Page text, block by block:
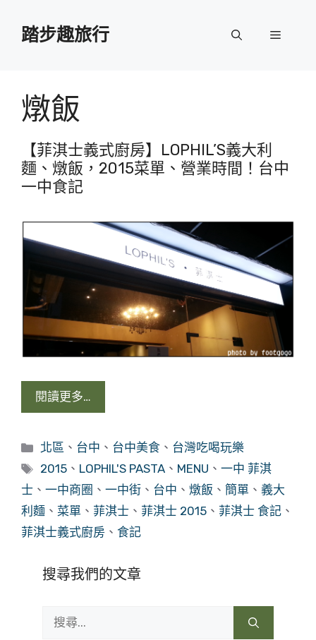
踏步趣旅行 選
燉飯
【菲淇士義式廚房】LOPHIL’S義大利
麵、燉飯，2015菜單、營業時間！台中
一中食記
閱讀更多…
分
類
北區 、 台中 、 台中美食 、 台灣吃喝玩樂
標
2015 、 LOPHIL'S PASTA 、 MENU 、一中 菲淇
士 、 一中商圈 、 一中街 、 台中 、 燉飯 、 簡單 、 義大
利麵 、 菜單 、 菲淇士 、 菲淇士 2015 、 菲淇士 食記 、
菲淇士義式廚房 、 食記
搜尋我們的文章
尋: